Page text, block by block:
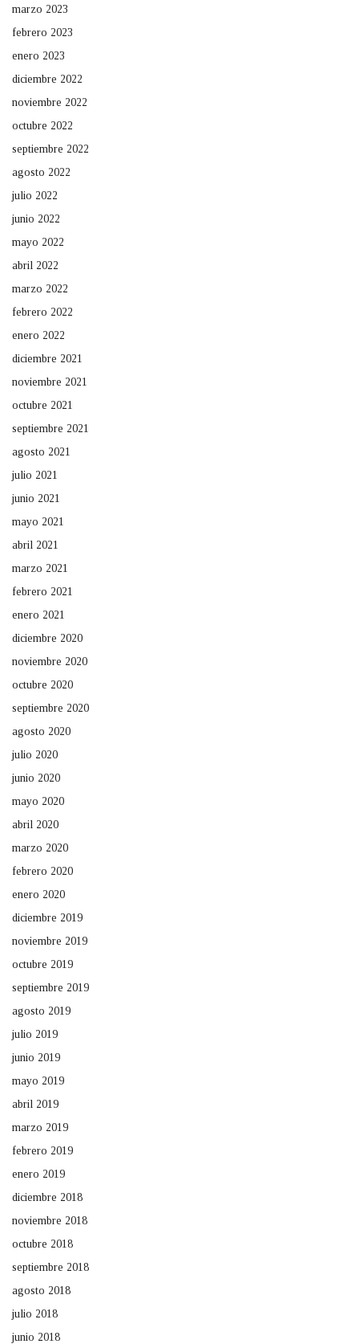
marzo 2023
febrero 2023
enero 2023
diciembre 2022
noviembre 2022
octubre 2022
septiembre 2022
agosto 2022
julio 2022
junio 2022
mayo 2022
abril 2022
marzo 2022
febrero 2022
enero 2022
diciembre 2021
noviembre 2021
octubre 2021
septiembre 2021
agosto 2021
julio 2021
junio 2021
mayo 2021
abril 2021
marzo 2021
febrero 2021
enero 2021
diciembre 2020
noviembre 2020
octubre 2020
septiembre 2020
agosto 2020
julio 2020
junio 2020
mayo 2020
abril 2020
marzo 2020
febrero 2020
enero 2020
diciembre 2019
noviembre 2019
octubre 2019
septiembre 2019
agosto 2019
julio 2019
junio 2019
mayo 2019
abril 2019
marzo 2019
febrero 2019
enero 2019
diciembre 2018
noviembre 2018
octubre 2018
septiembre 2018
agosto 2018
julio 2018
junio 2018